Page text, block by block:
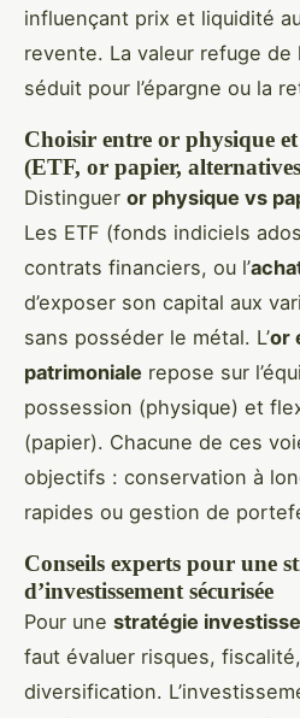
influençant prix et liquidité
revente. La valeur refuge de
séduit pour l’épargne ou la
Choisir entre or physique
(ETF, or papier,
Distinguer or physique vs
Les ETF (fonds indiciels
contrats financiers, ou l’
d’exposer son capital aux
sans posséder le métal. L’or
patrimoniale repose sur
possession (physique) et
(papier). Chacune de ces
objectifs : conservation à
rapides ou gestion de
Conseils experts pour une
d’investissement sécurisée
Pour une stratégie
faut évaluer risques,
diversification.